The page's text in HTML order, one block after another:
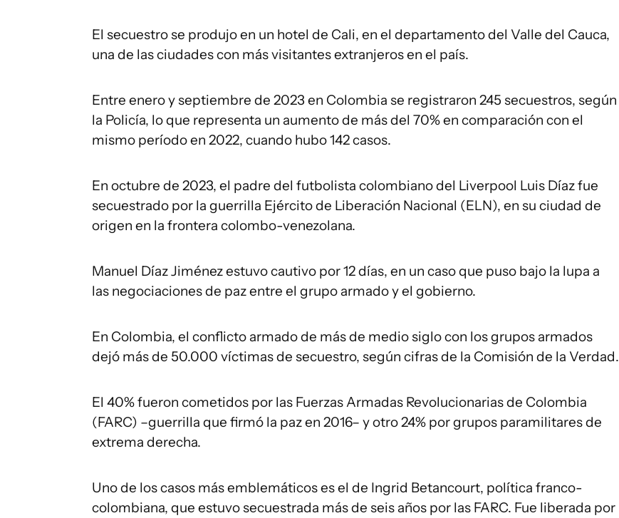
El secuestro se produjo en un hotel de Cali, en el departamento del Valle del Cauca,
una de las ciudades con más visitantes extranjeros en el país.
Entre enero y septiembre de 2023 en Colombia se registraron 245 secuestros, según
la Policía, lo que representa un aumento de más del 70% en comparación con el
mismo período en 2022, cuando hubo 142 casos.
En octubre de 2023, el padre del futbolista colombiano del Liverpool Luis Díaz fue
secuestrado por la guerrilla Ejército de Liberación Nacional (ELN), en su ciudad de
origen en la frontera colombo-venezolana.
Manuel Díaz Jiménez estuvo cautivo por 12 días, en un caso que puso bajo la lupa a
las negociaciones de paz entre el grupo armado y el gobierno.
En Colombia, el conflicto armado de más de medio siglo con los grupos armados
dejó más de 50.000 víctimas de secuestro, según cifras de la Comisión de la Verdad.
El 40% fueron cometidos por las Fuerzas Armadas Revolucionarias de Colombia
(FARC) –guerrilla que firmó la paz en 2016– y otro 24% por grupos paramilitares de
extrema derecha.
Uno de los casos más emblemáticos es el de Ingrid Betancourt, política franco-
colombiana, que estuvo secuestrada más de seis años por las FARC. Fue liberada por